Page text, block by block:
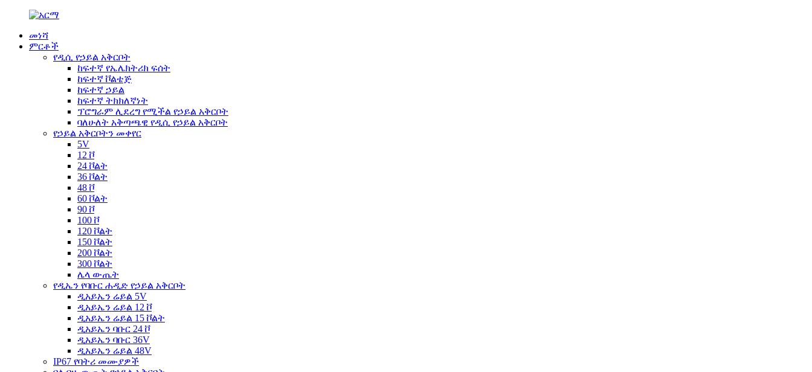
መነሻ
ምርቶች
የዲሲ የኃይል አቅርቦት
ከፍተኛ የኤሌክትሪክ ፍሰት
ከፍተኛ ቮልቴጅ
ከፍተኛ ኃይል
ከፍተኛ ትክክለኛነት
ፕሮግራም ሊደረግ የሚችል የኃይል አቅርቦት
ባለሁለት አቅጣጫዊ የዲሲ የኃይል አቅርቦት
የኃይል አቅርቦትን መቀየር
5V
12 ቮ
24 ቮልት
36 ቮልት
48 ቮ
60 ቮልት
90 ቮ
100 ቮ
120 ቮልት
150 ቮልት
200 ቮልት
300 ቮልት
ሌላ ውጤት
የዲኤን የባቡር ሐዲድ የኃይል አቅርቦት
ዲአይኤን ሬይል 5V
ዲአይኤን ሬይል 12 ቮ
ዲአይኤን ሬይል 15 ቮልት
ዲአይኤን ባቡር 24 ቮ
ዲአይኤን ባቡር 36V
ዲአይኤን ሬይል 48V
IP67 የባትሪ መሙያዎች